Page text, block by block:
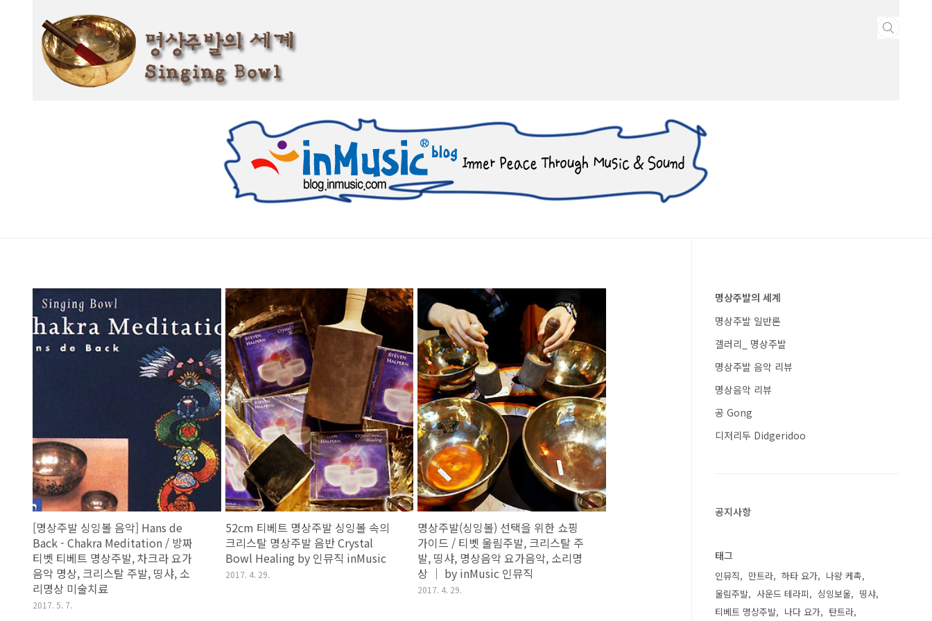
[명상주발 싱잉볼 음악] Hans de
Back - Chakra Meditation / 방짜
티벳 티베트 명상주발, 차크라 요가
음악 명상, 크리스탈 주발, 띵샤, 소
리명상 미술치료
2017. 5. 7.
52cm 티베트 명상주발 싱잉볼 속의
크리스탈 명상주발 음반 Crystal
Bowl Healing by 인뮤직 inMusic
2017. 4. 29.
명상주발(싱잉볼) 선택을 위한 쇼핑
가이드 / 티벳 울림주발, 크리스탈 주
발, 띵샤, 명상음악 요가음악, 소리명
상 ｜ by inMusic 인뮤직
2017. 4. 29.
명상주발의 세계
명상주발 일반론
갤러리_ 명상주발
명상주발 음악 리뷰
명상음악 리뷰
공 Gong
디저리두 Didgeridoo
공지사항
태그
인뮤직 만트라 하타 요가
나왕 케촉
울림주발
사운드 테라피 싱잉보울
띵샤
티베트 명상주발
나다 요가 탄트라